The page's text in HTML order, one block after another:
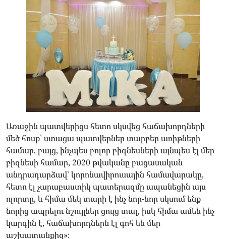
Առաջին պատվերիցս հետո սկսվեց հաճախորդների
մեծ հոսք՝ ստացա պատվերներ տարբեր առիթների
համար, բայց, ինչպես բոլոր բիզնեսների այնպես էլ մեր
բիզնեսի համար, 2020 թվականը բացասական
անդրադարձավ՝ կորոնավիրուսային համավարակը,
հետո էլ չարաբաստիկ պատերազմը ապանեցին այս
ոլորտը, և հիմա մեկ տարի է ինչ նոր-նոր սկսում ենք
նորից ապրելու նշույլներ ցույց տալ, իսկ հիմա ամեն ինչ
կարգին է, հաճախորդներն էլ գոհ են մեր
աշխատանքից»։